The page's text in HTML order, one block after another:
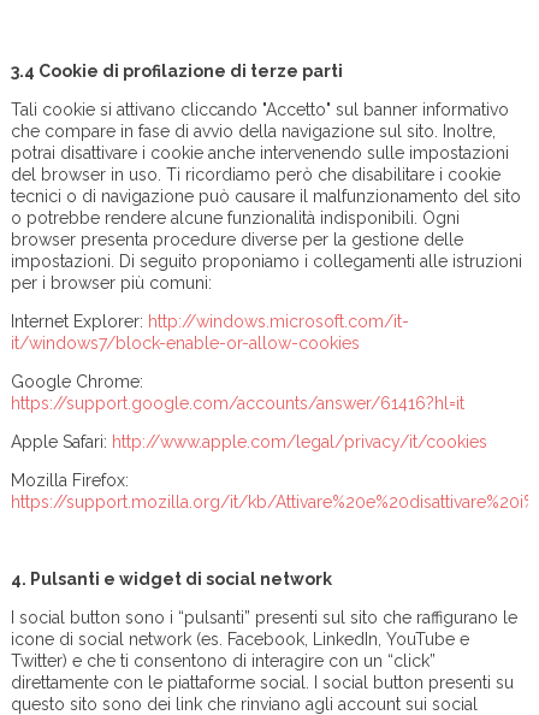
3.4 Cookie di profilazione di terze parti
Tali cookie si attivano cliccando "Accetto" sul banner informativo
che compare in fase di avvio della navigazione sul sito. Inoltre,
potrai disattivare i cookie anche intervenendo sulle impostazioni
del browser in uso. Ti ricordiamo però che disabilitare i cookie
tecnici o di navigazione può causare il malfunzionamento del sito
o potrebbe rendere alcune funzionalità indisponibili. Ogni
browser presenta procedure diverse per la gestione delle
impostazioni. Di seguito proponiamo i collegamenti alle istruzioni
per i browser più comuni:
Internet Explorer: http://windows.microsoft.com/it-
it/windows7/block-enable-or-allow-cookies
Google Chrome:
https://support.google.com/accounts/answer/61416?hl=it
Apple Safari: http://www.apple.com/legal/privacy/it/cookies
Mozilla Firefox:
https://support.mozilla.org/it/kb/
4. Pulsanti e widget di social network
I social button sono i “pulsanti” presenti sul sito che raffigurano le
icone di social network (es. Facebook, LinkedIn, YouTube e
Twitter) e che ti consentono di interagire con un “click”
direttamente con le piattaforme social. I social button presenti su
questo sito sono dei link che rinviano agli account sui social